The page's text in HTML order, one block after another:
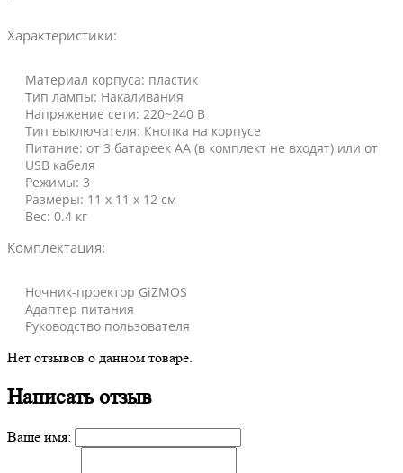
Характеристики:
Материал корпуса: пластик
Тип лампы: Накаливания
Напряжение сети: 220~240 В
Тип выключателя: Кнопка на корпусе
Питание: от 3 батареек АА (в комплект не входят) или от
USB кабеля
Режимы: 3
Размеры: 11 x 11 x 12 см
Вес: 0.4 кг
Комплектация:
Ночник-проектор GiZMOS
Адаптер питания
Руководство пользователя
Нет отзывов о данном товаре.
Написать отзыв
Ваше имя: